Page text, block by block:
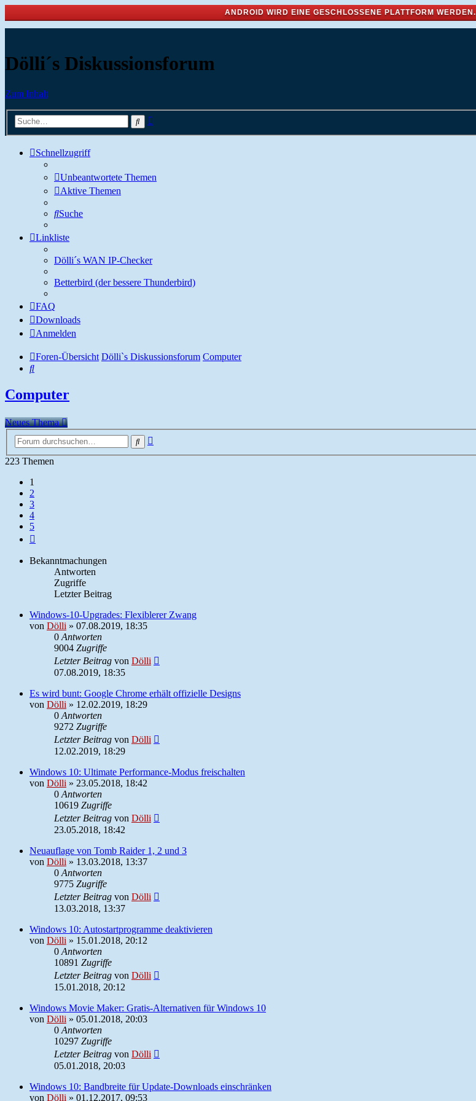
ANDROID WIRD EINE GESCHLOSSENE PLATTFORM WERDEN.
Dölli´s Diskussionsforum
Zum Inhalt
Suche
Schnellzugriff
Unbeantwortete Themen
Aktive Themen
Suche
Linkliste
Dölli´s WAN IP-Checker
Betterbird (der bessere Thunderbird)
FAQ
Downloads
Anmelden
Foren-Übersicht Dölli`s Diskussionsforum Computer
Suche
Computer
Neues Thema
Suche
223 Themen
1
2
3
4
5
Bekanntmachungen
Antworten
Zugriffe
Letzter Beitrag
Windows-10-Upgrades: Flexiblerer Zwang
von Dölli » 07.08.2019, 18:35
0 Antworten
9004 Zugriffe
Letzter Beitrag von Dölli
07.08.2019, 18:35
Es wird bunt: Google Chrome erhält offizielle Designs
von Dölli » 12.02.2019, 18:29
0 Antworten
9272 Zugriffe
Letzter Beitrag von Dölli
12.02.2019, 18:29
Windows 10: Ultimate Performance-Modus freischalten
von Dölli » 23.05.2018, 18:42
0 Antworten
10619 Zugriffe
Letzter Beitrag von Dölli
23.05.2018, 18:42
Neuauflage von Tomb Raider 1, 2 und 3
von Dölli » 13.03.2018, 13:37
0 Antworten
9775 Zugriffe
Letzter Beitrag von Dölli
13.03.2018, 13:37
Windows 10: Autostartprogramme deaktivieren
von Dölli » 15.01.2018, 20:12
0 Antworten
10891 Zugriffe
Letzter Beitrag von Dölli
15.01.2018, 20:12
Windows Movie Maker: Gratis-Alternativen für Windows 10
von Dölli » 05.01.2018, 20:03
0 Antworten
10297 Zugriffe
Letzter Beitrag von Dölli
05.01.2018, 20:03
Windows 10: Bandbreite für Update-Downloads einschränken
von Dölli » 01.12.2017, 09:53